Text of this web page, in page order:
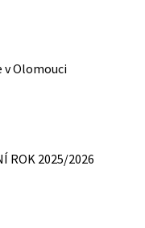
v Olomouci
ROK 2025/2026